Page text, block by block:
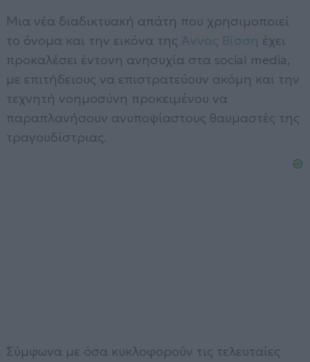
Μια νέα διαδικτυακή απάτη που χρησιμοποιεί
το όνομα και την εικόνα της Άννας Βίσση έχει
προκαλέσει έντονη ανησυχία στα social media,
με επιτήδειους να επιστρατεύουν ακόμη και την
τεχνητή νοημοσύνη προκειμένου να
παραπλανήσουν ανυποψίαστους θαυμαστές της
τραγουδίστριας.
Σύμφωνα με όσα κυκλοφορούν τις τελευταίες